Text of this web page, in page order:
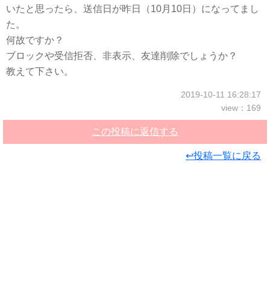
いたと思ったら、送信日が昨日（10月10日）になってまし
た。
何故ですか？
ブロックや受信拒否、非表示、友達削除でしょうか？
教えて下さい。
2019-10-11 16:28:17
view：169
この投稿に返信する
↩投稿一覧に戻る